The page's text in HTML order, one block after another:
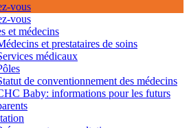
vous
vous
et médecins
et prestataires de soins
médicaux
de conventionnement des médecins
Baby: informations pour les futurs